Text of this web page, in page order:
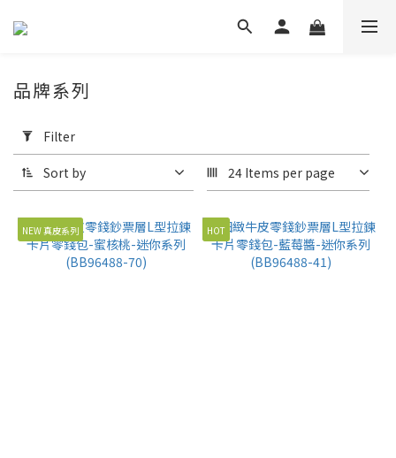
Filter
(0/20)
Range
(NT$)
品牌系列
Filter
Sort by 24 Items per page
NEW 真皮系列 HOT